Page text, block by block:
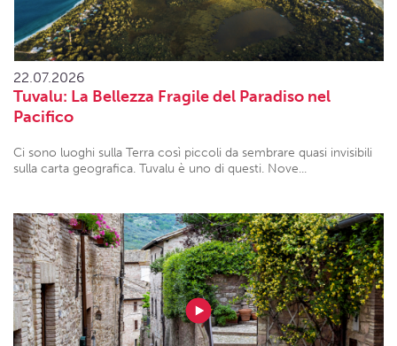
22.07.2026
Tuvalu: La Bellezza Fragile del Paradiso nel
Pacifico
Ci sono luoghi sulla Terra così piccoli da sembrare quasi invisibili
sulla carta geografica. Tuvalu è uno di questi. Nove...